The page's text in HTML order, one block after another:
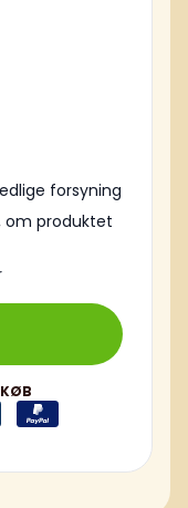
forsyning
om produktet
KØB